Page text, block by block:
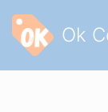
Pular
para
Ok